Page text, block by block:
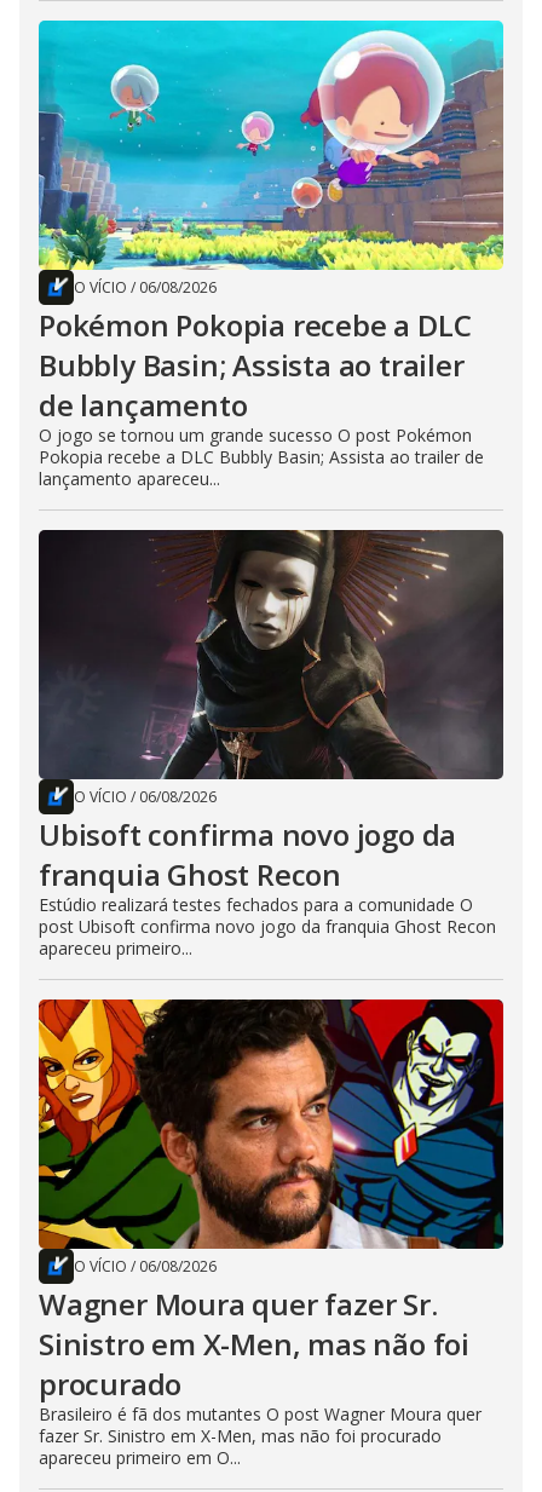
O VÍCIO / 06/08/2026
Pokémon Pokopia recebe a DLC
Bubbly Basin; Assista ao trailer
de lançamento
O jogo se tornou um grande sucesso O post Pokémon
Pokopia recebe a DLC Bubbly Basin; Assista ao trailer de
lançamento apareceu...
O VÍCIO / 06/08/2026
Ubisoft confirma novo jogo da
franquia Ghost Recon
Estúdio realizará testes fechados para a comunidade O
post Ubisoft confirma novo jogo da franquia Ghost Recon
apareceu primeiro...
O VÍCIO / 06/08/2026
Wagner Moura quer fazer Sr.
Sinistro em X-Men, mas não foi
procurado
Brasileiro é fã dos mutantes O post Wagner Moura quer
fazer Sr. Sinistro em X-Men, mas não foi procurado
apareceu primeiro em O...